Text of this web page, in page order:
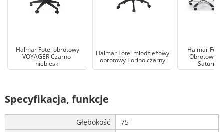
Halmar Fotel obrotowy
VOYAGER Czarno-
niebieski
Halmar Fotel młodzieżowy
obrotowy Torino czarny
Halmar
Obrotowy
Saturn
Specyfikacja, funkcje
Głębokość
75